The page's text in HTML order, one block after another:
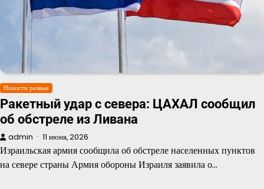
Новости разные
Ракетный удар с севера: ЦАХАЛ сообщил
об обстреле из Ливана
admin 11 июня, 2026
Израильская армия сообщила об обстреле населенных пунктов
на севере страны Армия обороны Израиля заявила о…